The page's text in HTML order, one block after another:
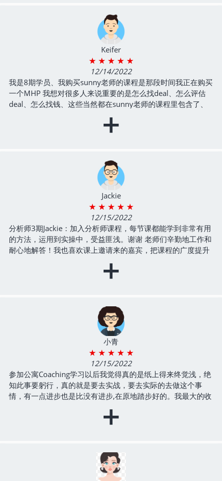
Keifer
★ ★ ★ ★ ★
12/14/2022
我是8期学员、我购买sunny老师的课程是那段时间我正在购买
一个MHP 我想对很多人来说重要的是怎么找deal、怎么评估
deal、怎么找钱、这些当然都在sunny老师的课程里包含了、
但这些步骤其实和任何其他房地产都差不多、重要的问题是：
买下来之后我该怎么运营？ Sunny老师的课在这方面对我来说
棘手的、但老师的课程里手把手的教给了我这些我即将面对的
问题已经对应的方法、现在我已经成交了我的第一个MHP、老
师的帮助非常大、并且我相信未来很多年内我遇到运营的问题
+
Jackie
★ ★ ★ ★ ★
12/15/2022
分析师3期Jackie：加入分析师课程，每节课都能学到非常有用
的方法，运用到实操中，受益匪浅。谢谢 老师们辛勤地工作和
耐心地解答！我也喜欢课上邀请来的嘉宾，把课程的广度提升
了。祝老师和工作人员节日快乐！
- 房产分析师Coaching Program第4期
+
小青
★ ★ ★ ★ ★
12/15/2022
参加公寓Coaching学习以后我觉得真的是纸上得来终觉浅，绝
知此事要躬行，真的就是要去实战，要去实际的去做这个事
情，有一点进步也是比没有进步,在原地踏步好的。我最大的收
获就是收获了很多志同道合的朋友，包括我们小组组员，我觉
得大家非常的亲切，大家都是很积极的鼓励我，帮助我。每周
- 中小型公寓 Coaching Program 2期
+